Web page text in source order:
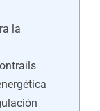
la